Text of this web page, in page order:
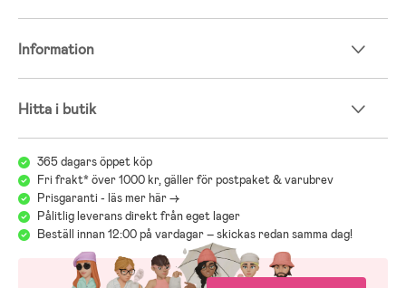
Information
Hitta i butik
365 dagars öppet köp
Fri frakt* över 1000 kr, gäller för postpaket & varubrev
Prisgaranti - läs mer här ->
Pålitlig leverans direkt från eget lager
Beställ innan 12:00 på vardagar – skickas redan samma dag!